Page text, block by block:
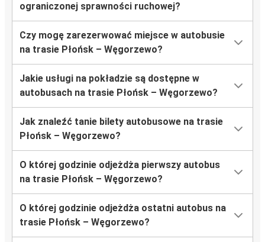
ograniczonej sprawności ruchowej?
Czy mogę zarezerwować miejsce w autobusie
na trasie Płońsk – Węgorzewo?
Jakie usługi na pokładzie są dostępne w
autobusach na trasie Płońsk – Węgorzewo?
Jak znaleźć tanie bilety autobusowe na trasie
Płońsk – Węgorzewo?
O której godzinie odjeżdża pierwszy autobus
na trasie Płońsk – Węgorzewo?
O której godzinie odjeżdża ostatni autobus na
trasie Płońsk – Węgorzewo?